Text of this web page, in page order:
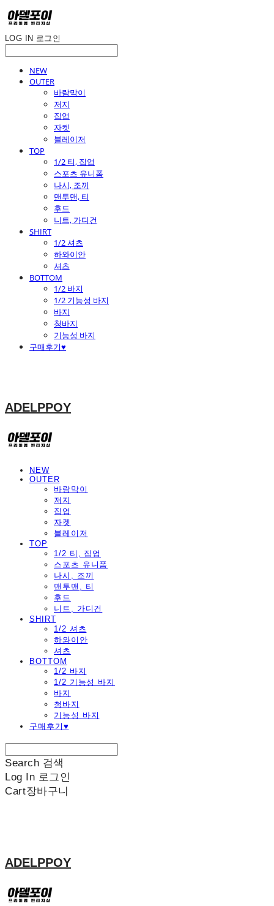
LOG IN 로그인
NEW
OUTER
바람막이
저지
집업
자켓
블레이저
TOP
1/2 티, 집업
스포츠 유니폼
나시, 조끼
맨투맨, 티
후드
니트, 가디건
SHIRT
1/2 셔츠
하와이안
셔츠
BOTTOM
1/2 바지
1/2 기능성 바지
바지
청바지
기능성 바지
구매후기♥
ADELPPOY
NEW
OUTER
바람막이
저지
집업
자켓
블레이저
TOP
1/2 티, 집업
스포츠 유니폼
나시, 조끼
맨투맨, 티
후드
니트, 가디건
SHIRT
1/2 셔츠
하와이안
셔츠
BOTTOM
1/2 바지
1/2 기능성 바지
바지
청바지
기능성 바지
구매후기♥
Search 검색
Log In 로그인
Cart장바구니
ADELPPOY